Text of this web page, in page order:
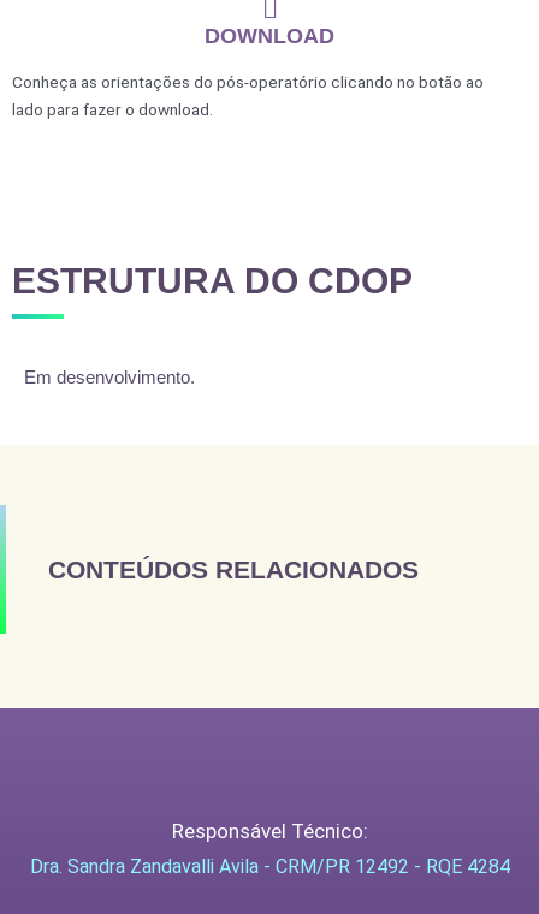
DOWNLOAD
Conheça as orientações do pós-operatório clicando no botão ao
lado para fazer o download.
ESTRUTURA DO CDOP
Em desenvolvimento.
CONTEÚDOS RELACIONADOS
Responsável Técnico:
Dra. Sandra Zandavalli Avila - CRM/PR 12492 - RQE 4284